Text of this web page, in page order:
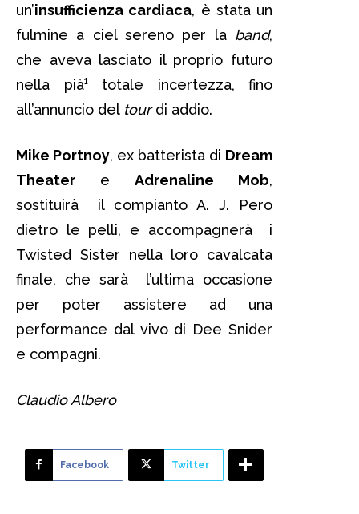
un’insufficienza cardiaca, è stata un
fulmine a ciel sereno per la band,
che aveva lasciato il proprio futuro
nella pià¹ totale incertezza, fino
all’annuncio del tourdi addio.
Mike Portnoy, ex batterista di Dream
Theater e Adrenaline Mob,
sostituirà il compianto A. J. Pero
dietro le pelli, e accompagnerà i
Twisted Sister nella loro cavalcata
finale, che sarà l’ultima occasione
per poter assistere ad una
performance dal vivo di Dee Snider
e compagni.
Claudio Albero
Facebook Twitter